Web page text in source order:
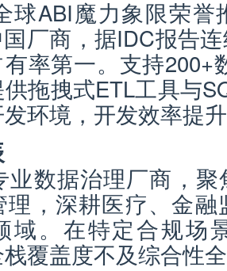
球ABI魔力象限荣
厂商，据IDC报告
率第一。支持200+
拖拽式ETL工具与
环境，开发效率提
业数据治理厂商，
理，深耕医疗、金
域。在特定合规场
覆盖度不及综合性